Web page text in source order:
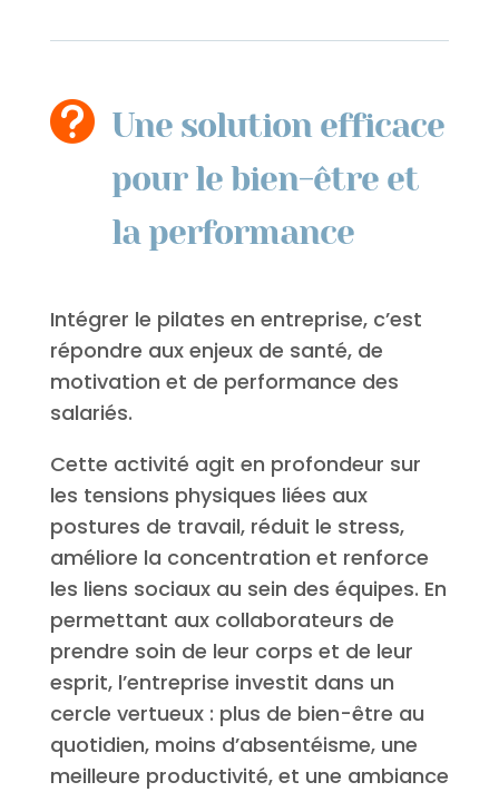
 Une solution efficace
pour le bien-être et
la performance
Intégrer le pilates en entreprise, c’est
répondre aux enjeux de santé, de
motivation et de performance des
salariés.
Cette activité agit en profondeur sur
les tensions physiques liées aux
postures de travail, réduit le stress,
améliore la concentration et renforce
les liens sociaux au sein des équipes. En
permettant aux collaborateurs de
prendre soin de leur corps et de leur
esprit, l’entreprise investit dans un
cercle vertueux : plus de bien-être au
quotidien, moins d’absentéisme, une
meilleure productivité, et une ambiance